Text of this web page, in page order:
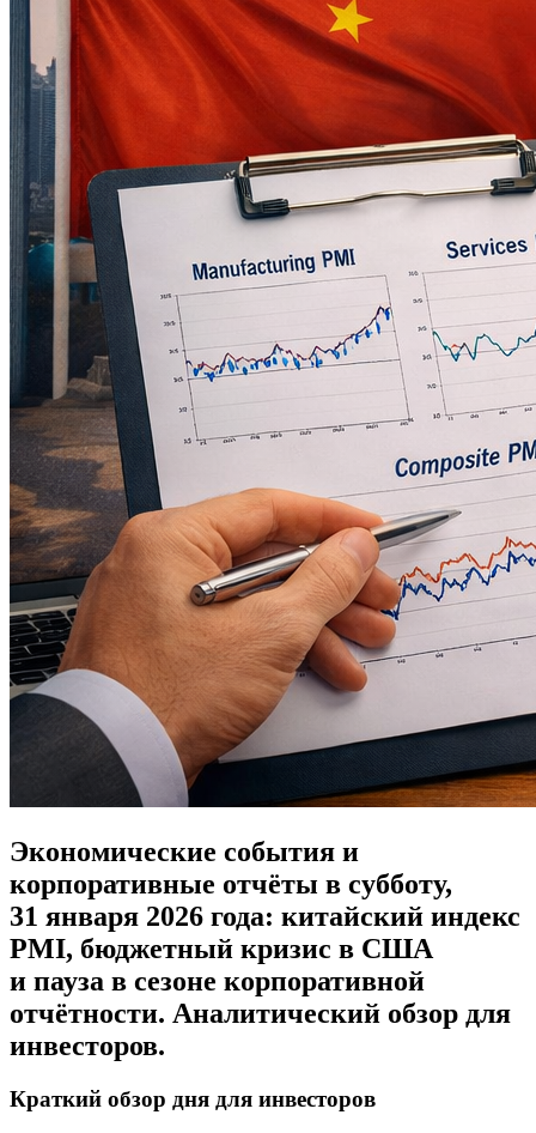
Экономические события и
корпоративные отчёты в субботу,
31 января 2026 года: китайский индекс
PMI, бюджетный кризис в США
и пауза в сезоне корпоративной
отчётности. Аналитический обзор для
инвесторов.
Краткий обзор дня для инвесторов